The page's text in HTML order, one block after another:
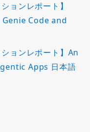
ョンレポート】
Code and
ョンレポート】An
Apps 日本語